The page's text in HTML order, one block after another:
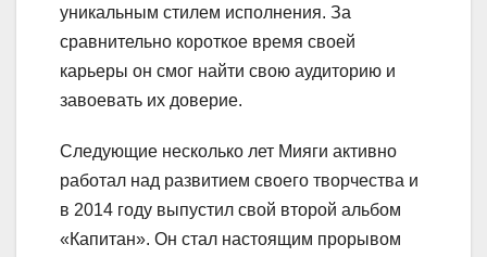
уникальным стилем исполнения. За
сравнительно короткое время своей
карьеры он смог найти свою аудиторию и
завоевать их доверие.
Следующие несколько лет Мияги активно
работал над развитием своего творчества и
в 2014 году выпустил свой второй альбом
«Капитан». Он стал настоящим прорывом